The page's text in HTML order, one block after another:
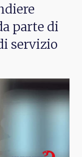
parte di
servizio